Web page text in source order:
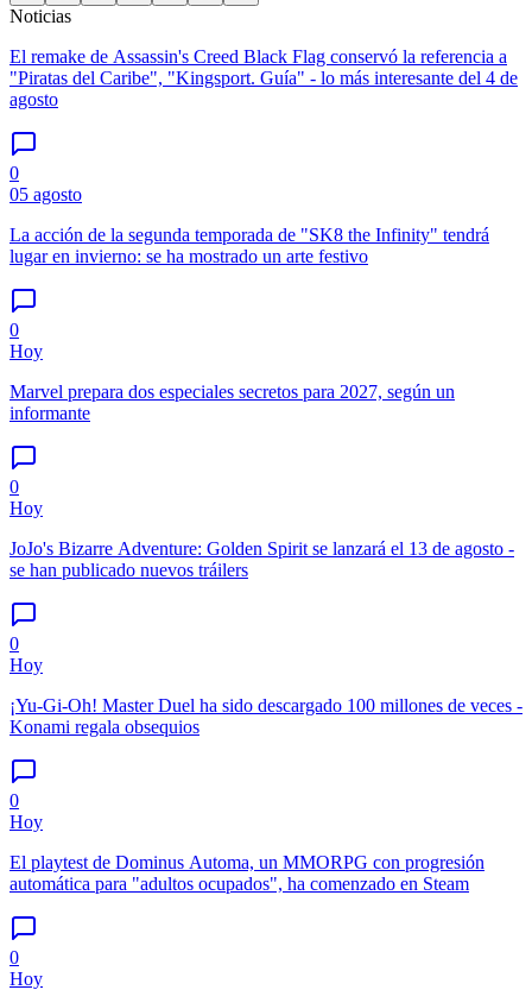
Noticias
El remake de Assassin's Creed Black Flag conservó la referencia a
"Piratas del Caribe", "Kingsport. Guía" - lo más interesante del 4 de
agosto
0
05 agosto
La acción de la segunda temporada de "SK8 the Infinity" tendrá
lugar en invierno: se ha mostrado un arte festivo
0
Hoy
Marvel prepara dos especiales secretos para 2027, según un
informante
0
Hoy
JoJo's Bizarre Adventure: Golden Spirit se lanzará el 13 de agosto -
se han publicado nuevos tráilers
0
Hoy
¡Yu-Gi-Oh! Master Duel ha sido descargado 100 millones de veces -
Konami regala obsequios
0
Hoy
El playtest de Dominus Automa, un MMORPG con progresión
automática para "adultos ocupados", ha comenzado en Steam
0
Hoy